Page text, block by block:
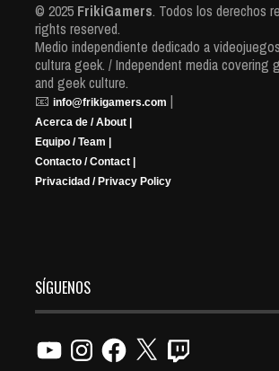
© 2025 FrikiGamers. Todos los derechos
rights reserved.
Medio independiente dedicado a
cultura geek. / Independent media covering
and geek culture.
📧 info@frikigamers.com |
Acerca de / About |
Equipo / Team |
Contacto / Contact |
Privacidad / Privacy Policy
SÍGUENOS
YouTubeInstagramFacebook
X Twitch